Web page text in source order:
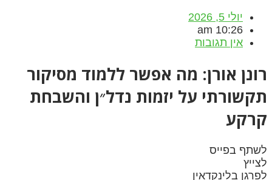
יולי 5, 2026
10:26 am
אין תגובות
רונן אורן: מה אפשר ללמוד מסיקור
תקשורתי על יזמות נדל״ן והשבחת
קרקע
לשתף בפייס
לצייץ
לפרגן בלינקדאין